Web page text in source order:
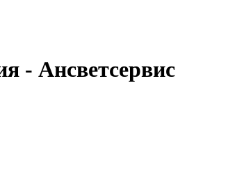
- Ансветсервис